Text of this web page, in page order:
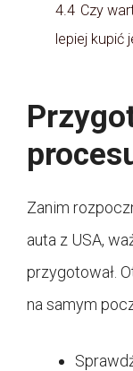
4.4 Czy
lepiej kupić
Zanim
auta z USA,
przygotował.
na samym